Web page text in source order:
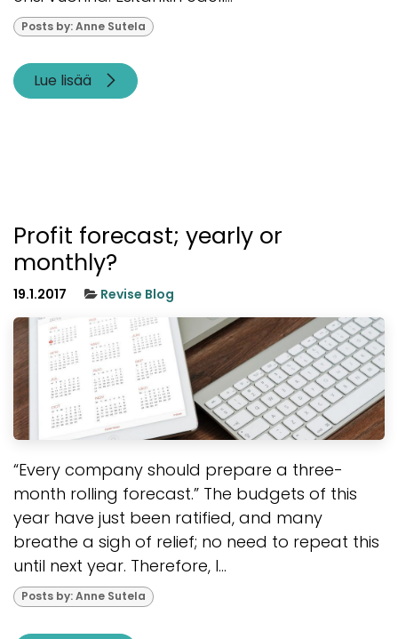
Posts by: Anne Sutela
Lue lisää
Profit forecast; yearly or
monthly?
19.1.2017 Revise Blog
“Every company should prepare a three-
month rolling forecast.” The budgets of this
year have just been ratified, and many
breathe a sigh of relief; no need to repeat this
until next year. Therefore, I...
Posts by: Anne Sutela